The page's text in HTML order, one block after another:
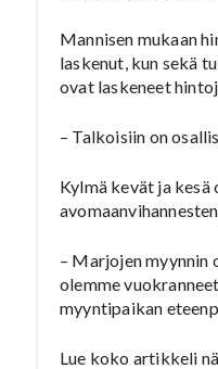
Mannisen mukaan
laskenut, kun sekä
ovat laskeneet
– Talkoisiin on
Kylmä kevät ja
– Marjojen myynnin
olemme
myyntipaikan
Lue koko artikkeli